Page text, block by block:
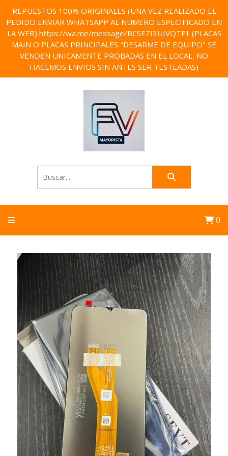
REPUESTOS 100% ORIGINALES (UNA VEZ REALIZADO EL
PEDIDO ENVIAR WHATSAPP AL NUMERO ESPECIFICADO EN
LA WEB) https://wa.me/message/BCSE7I3UIVQTF1 (PLACAS
MAIN O PLACAS PRINCIPALES "DESARME DE EQUIPO" SE
VENDEN UNICAMENTE PROBADAS EN EL LOCAL, NO
HACEMOS ENVIOS SIN ANTES SER TESTEADAS)
0